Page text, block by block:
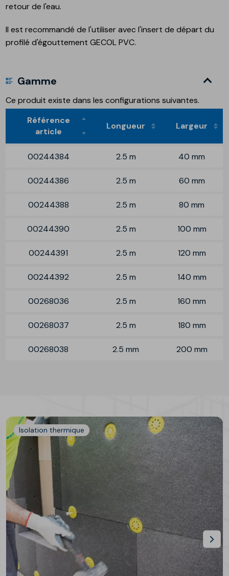
retour de l'eau.
Il est recommandé de l'utiliser avec l'insert de départ du
profilé d'égouttement GECOL PVC.
Gamme
Ce produit existe dans les configurations suivantes.
Référence
article
Longueur Largeur
00244384 2.5 m 40 mm
00244386 2.5 m 60 mm
00244388 2.5 m 80 mm
00244390 2.5 m 100 mm
00244391 2.5 m 120 mm
00244392 2.5 m 140 mm
00268036 2.5 m 160 mm
00268037 2.5 m 180 mm
00268038 2.5 mm 200 mm
Isolation thermique